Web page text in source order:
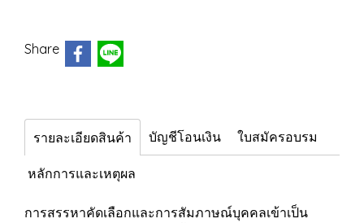
Share
รายละเอียดสินค้า บัญชีโอนเงิน ใบสมัครอบรม
หลักการและเหตุผล
การสรรหาคัดเลือกและการสัมภาษณ์บุคคลเข้าเป็น